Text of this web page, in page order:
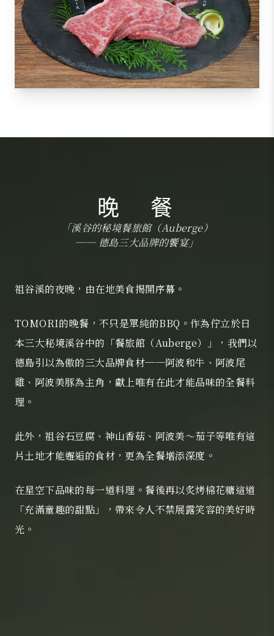
晚 餐
「溪谷的秘境餐旅館（Auberge）
── 德島三大品牌的饗宴」
祖谷溪的夜晚，由在地美食揭開序幕。
TOMORI的晚餐，不只是單純的BBQ。 作為佇立於日
本三大秘境溪谷中的「餐旅館（Auberge）」， 我們以
德島引以為傲的三大品牌食材──阿波和牛、阿波尾
雞、阿波美豚為主角，獻上唯有在此才能品味的全餐料
理。
此外，祖谷石豆腐、神山香菇、阿波美〜茄子等唯有這
片土地才能邂逅的食材，更為全餐增添深度。
在星空下品味的每一道料理。餐後再以炙烤棉花糖這道
「充滿童趣的甜點」， 帶來令人不禁展露笑容的美好時
光。